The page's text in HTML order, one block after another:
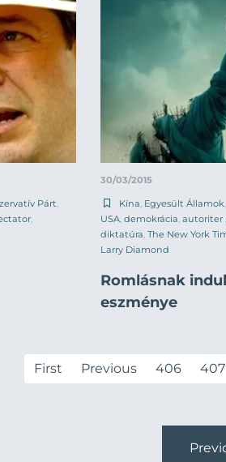
Párt
30/03/2015
Kína Egyesült Államok
USA demokrácia autoriter
diktatúra The New York
Larry Diamond
Romlásnak
eszménye
First Previous 406 407